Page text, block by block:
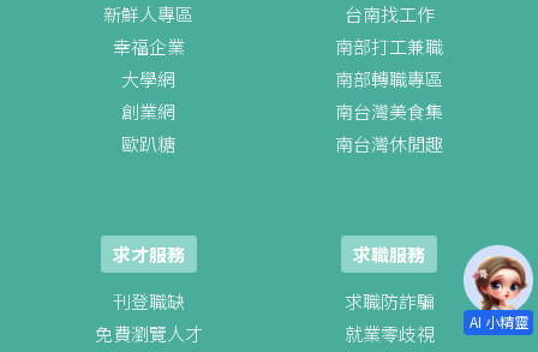
新鮮人專區
幸福企業
大學網
創業網
歐趴糖
台南找工作
南部打工兼職
南部轉職專區
南台灣美食集
南台灣休閒趣
求才服務
刊登職缺
免費瀏覽人才
求職服務
求職防詐騙
就業零歧視